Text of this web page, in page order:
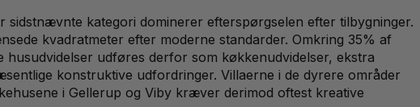
kategori dominerer efterspørgselen efter tilbygninger.
kvadratmeter efter moderne standarder. Omkring 35% af
udføres derfor som køkkenudvidelser, ekstra
konstruktive udfordringer. Villaerne i de dyrere områder
i Gellerup og Viby kræver derimod oftest kreative